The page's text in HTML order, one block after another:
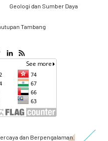
Geologi dan Sumber Daya
Tambang
dan Berpengalaman.